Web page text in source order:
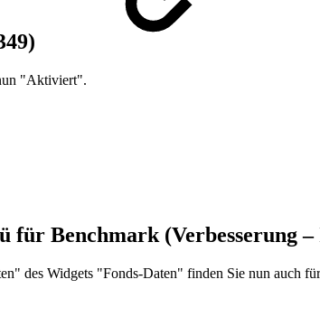
"Aktiviert".
für Benchmark (Verbesserung
des Widgets "Fonds-Daten" finden Sie nun auch